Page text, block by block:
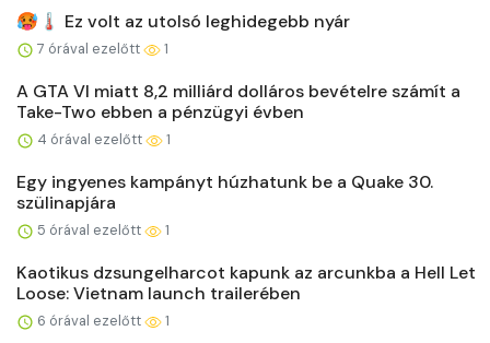
🥵🌡️ Ez volt az utolsó leghidegebb nyár
7 órával ezelőtt 1
A GTA VI miatt 8,2 milliárd dolláros bevételre számít a
Take-Two ebben a pénzügyi évben
4 órával ezelőtt 1
Egy ingyenes kampányt húzhatunk be a Quake 30.
szülinapjára
5 órával ezelőtt 1
Kaotikus dzsungelharcot kapunk az arcunkba a Hell Let
Loose: Vietnam launch trailerében
6 órával ezelőtt 1